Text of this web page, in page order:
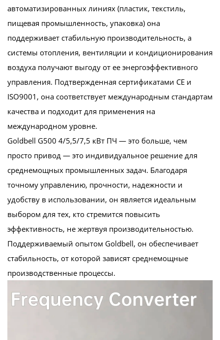
автоматизированных линиях (пластик, текстиль,
пищевая промышленность, упаковка) она
поддерживает стабильную производительность, а
системы отопления, вентиляции и кондиционирования
воздуха получают выгоду от ее энергоэффективного
управления. Подтвержденная сертификатами CE и
ISO9001, она соответствует международным стандартам
качества и подходит для применения на
международном уровне.
Goldbell G500 4/5,5/7,5 кВт ПЧ — это больше, чем
просто привод — это индивидуальное решение для
среднемощных промышленных задач. Благодаря
точному управлению, прочности, надежности и
удобству в использовании, он является идеальным
выбором для тех, кто стремится повысить
эффективность, не жертвуя производительностью.
Поддерживаемый опытом Goldbell, он обеспечивает
стабильность, от которой зависят среднемощные
производственные процессы.